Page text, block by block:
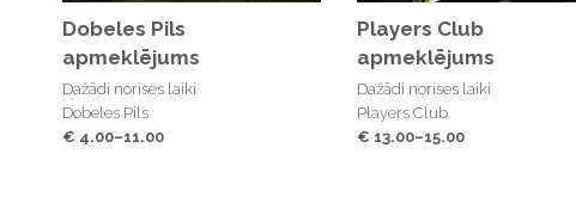
Dobeles Pils
apmeklējums
Dažādi norises laiki
Dobeles Pils
€ 4.00–11.00
Players Club
apmeklējums
Dažādi norises laiki
Players Club
€ 13.00–15.00